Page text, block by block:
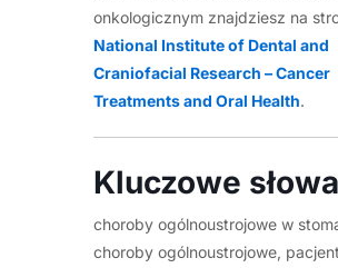
onkologicznym znajdziesz na
National Institute of Dental and
Craniofacial Research – Cancer
Treatments and Oral Health.
Kluczowe
choroby ogólnoustrojowe w
choroby ogólnoustrojowe, pacjent